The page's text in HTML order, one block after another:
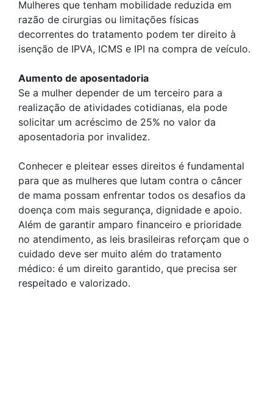
Mulheres que tenham mobilidade reduzida em
razão de cirurgias ou limitações físicas
decorrentes do tratamento podem ter direito à
isenção de IPVA, ICMS e IPI na compra de veículo.
Aumento de aposentadoria
Se a mulher depender de um terceiro para a
realização de atividades cotidianas, ela pode
solicitar um acréscimo de 25% no valor da
aposentadoria por invalidez.
Conhecer e pleitear esses direitos é fundamental
para que as mulheres que lutam contra o câncer
de mama possam enfrentar todos os desafios da
doença com mais segurança, dignidade e apoio.
Além de garantir amparo financeiro e prioridade
no atendimento, as leis brasileiras reforçam que o
cuidado deve ser muito além do tratamento
médico: é um direito garantido, que precisa ser
respeitado e valorizado.